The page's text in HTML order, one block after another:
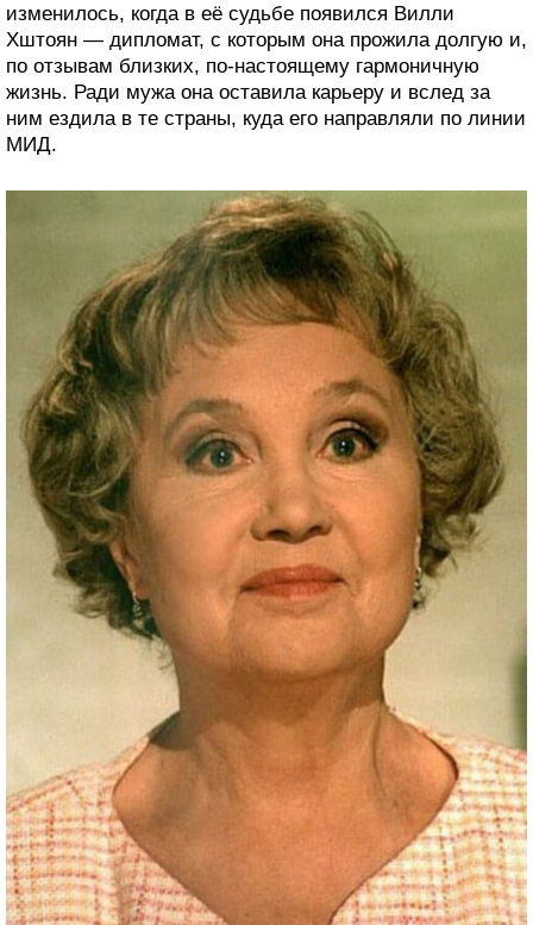
изменилось, когда в её судьбе появился Вилли
Хштоян — дипломат, с которым она прожила долгую и,
по отзывам близких, по-настоящему гармоничную
жизнь. Ради мужа она оставила карьеру и вслед за
ним ездила в те страны, куда его направляли по линии
МИД.